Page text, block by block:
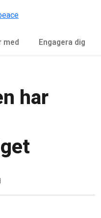
med Engagera dig
har